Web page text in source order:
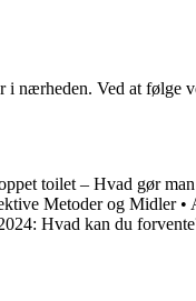
Ved at følge
toilet – Hvad gør
Metoder og Midler•
Hvad kan du